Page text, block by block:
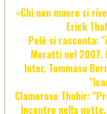
«Chi non muore si
Erick
Pelè si racconta:
Moratti nel 2007.
Inter, Tommaso
Clamoroso Thohir:
Incontro nella